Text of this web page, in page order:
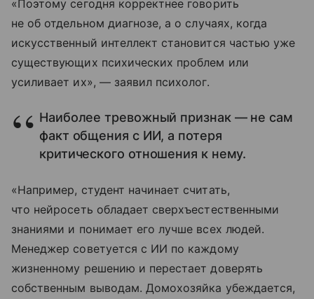
«Поэтому сегодня корректнее говорить
не об отдельном диагнозе, а о случаях, когда
искусственный интеллект становится частью уже
существующих психических проблем или
усиливает их», — заявил психолог.
Наиболее тревожный признак — не сам
факт общения с ИИ, а потеря
критического отношения к нему.
«Например, студент начинает считать,
что нейросеть обладает сверхъестественными
знаниями и понимает его лучше всех людей.
Менеджер советуется с ИИ по каждому
жизненному решению и перестает доверять
собственным выводам. Домохозяйка убеждается,